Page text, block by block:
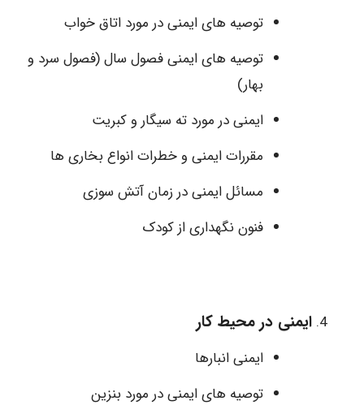
توصیه های ایمنی در مورد اتاق خواب
توصیه های ایمنی فصول سال (فصول سرد و
بهار)
ایمنی در مورد ته سیگار و کبریت
مقررات ایمنی و خطرات انواع بخاری ها
مسائل ایمنی در زمان آتش سوزی
فنون نگهداری از کودک
ایمنی در محیط کار
ایمنی انبارها
توصیه های ایمنی در مورد بنزین